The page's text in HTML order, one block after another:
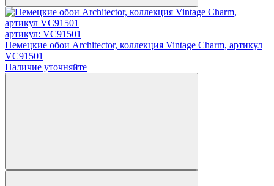
артикул: VC91501
Немецкие обои Architector, коллекция Vintage Charm, артикул
VC91501
Наличие уточняйте